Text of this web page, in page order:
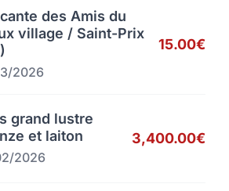
des Amis du
village / Saint-Prix
2026
15.00€
grand lustre
et laiton
2026
3,400.00€